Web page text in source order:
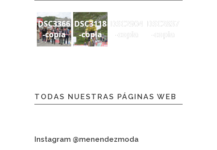
DSC3366
-copia
DSC3118
-copia
DSC2904
-copia
DSC2837
-copia
TODAS NUESTRAS PÁGINAS WEB
Instagram @menendezmoda